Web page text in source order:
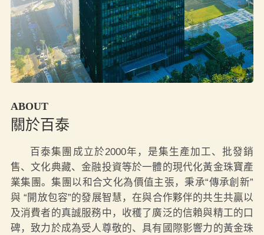
ABOUT
關於百泰
百泰集團成立於2000年，是集生產加工、批發銷
售、文化典藏、金融投資等於一體的現代化黃金珠寶產
業集團。集團以和合文化為價值主張，秉承“傳承創新”
與 “開放包容”的發展智慧，在與合作夥伴的共生共贏以
及消費者的真誠服務中，收穫了廣泛的信賴與精工的口
碑，致力於成為受人尊敬的、具有國際影響力的黃金珠